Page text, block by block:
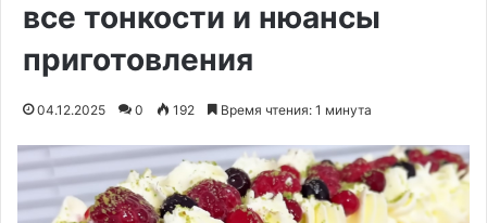
все тонкости и нюансы
приготовления
04.12.2025 0 192 Время чтения: 1 минута